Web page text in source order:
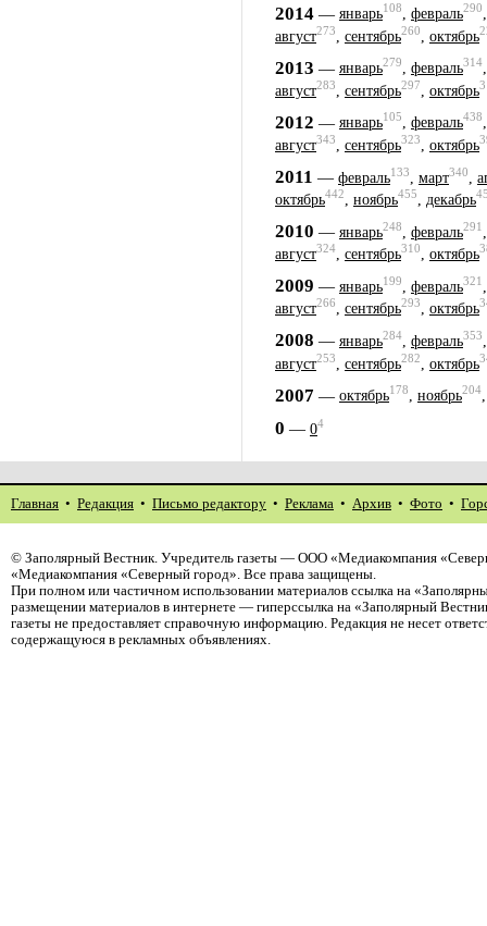
2014 — январь108, февраль290
август273 сентябрь260 октябрь
2013 — январь279, февраль314
август283 сентябрь297 октябрь
2012 — январь105, февраль438
август343, сентябрь323, октябрь
2011 — февраль133 март340
октябрь442, ноябрь455, декабрь
2010 — январь248 февраль291
август324, сентябрь310, октябрь
2009 — январь199 февраль321
август266, сентябрь293, октябрь
2008 — январь284 февраль353
август253 сентябрь282 октябрь
2007 — октябрь178, ноябрь204
0 — 04
Главная • Редакция • Письмо редактору • Реклама • Архив • Фото •
© Заполярный Вестник. Учредитель газеты — ООО «Медиакомпания
«Медиакомпания «Северный город». Все права защищены.
При полном или частичном использовании материалов ссылка на
размещении материалов в интернете — гиперссылка на «Заполярный
газеты не предоставляет справочную информацию. Редакция не несет
содержащуюся в рекламных объявлениях.